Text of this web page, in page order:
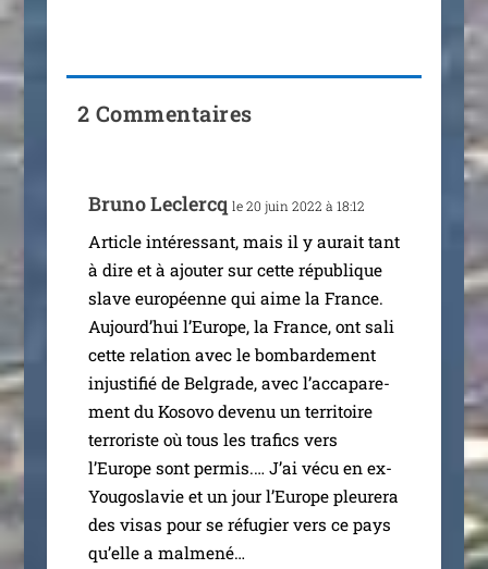
2 Commentaires
Bruno Leclercq le 20 juin 2022 à 18:12
Article inté­res­sant, mais il y aurait tant
à dire et à ajou­ter sur cette répu­blique
slave euro­péenne qui aime la France.
Aujourd’hui l’Europe, la France, ont sali
cette rela­tion avec le bom­bar­de­ment
injus­ti­fié de Belgrade, avec l’ac­ca­pa­re­
ment du Kosovo deve­nu un ter­ri­toire
ter­ro­riste où tous les tra­fics vers
l’Europe sont per­mis.… J’ai vécu en ex-
Yougoslavie et un jour l’Europe pleu­re­ra
des visas pour se réfu­gier vers ce pays
qu’elle a mal­me­né…